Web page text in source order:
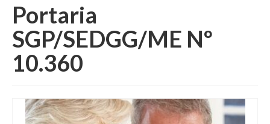
Quem somos
Filiados
Informativos
Jurídico
Portaria
SGP/SEDGG/ME Nº
10.360